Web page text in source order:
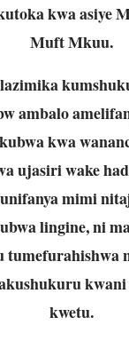
kwa asiye
Muft Mkuu.
ambalo
kwa
ujasiri wake
mimi
lingine, ni
tumefurahishwa
kwani
kwetu.